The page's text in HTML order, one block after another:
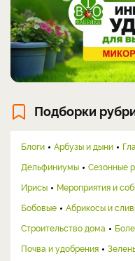
Подборки
Блоги Арбузы и дыни
Дельфиниумы
Сезонные
Ирисы
Мероприятия и
Бобовые
Абрикосы и
Строительство дома
Почва и удобрения